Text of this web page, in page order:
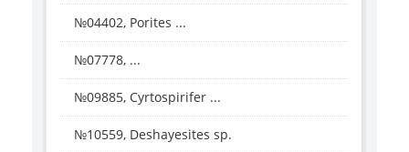
№04402, Porites ...
№07778, ...
№09885, Cyrtospirifer ...
№10559, Deshayesites sp.